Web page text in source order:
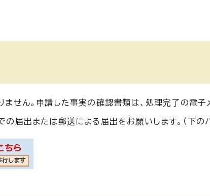
せん。申請した事実の確認書類は、処理完了の電子
届出または郵送による届出をお願いします。（下の